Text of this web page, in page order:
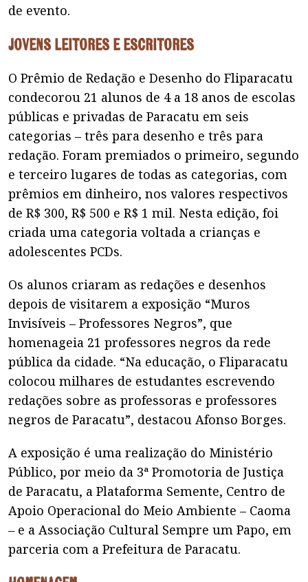
de evento.
Jovens leitores e escritores
O Prêmio de Redação e Desenho do Fliparacatu
condecorou 21 alunos de 4 a 18 anos de escolas
públicas e privadas de Paracatu em seis
categorias – três para desenho e três para
redação. Foram premiados o primeiro, segundo
e terceiro lugares de todas as categorias, com
prêmios em dinheiro, nos valores respectivos
de R$ 300, R$ 500 e R$ 1 mil. Nesta edição, foi
criada uma categoria voltada a crianças e
adolescentes PCDs.
Os alunos criaram as redações e desenhos
depois de visitarem a exposição “Muros
Invisíveis – Professores Negros”, que
homenageia 21 professores negros da rede
pública da cidade. “Na educação, o Fliparacatu
colocou milhares de estudantes escrevendo
redações sobre as professoras e professores
negros de Paracatu”, destacou Afonso Borges.
A exposição é uma realização do Ministério
Público, por meio da 3ª Promotoria de Justiça
de Paracatu, a Plataforma Semente, Centro de
Apoio Operacional do Meio Ambiente – Caoma
– e a Associação Cultural Sempre um Papo, em
parceria com a Prefeitura de Paracatu.